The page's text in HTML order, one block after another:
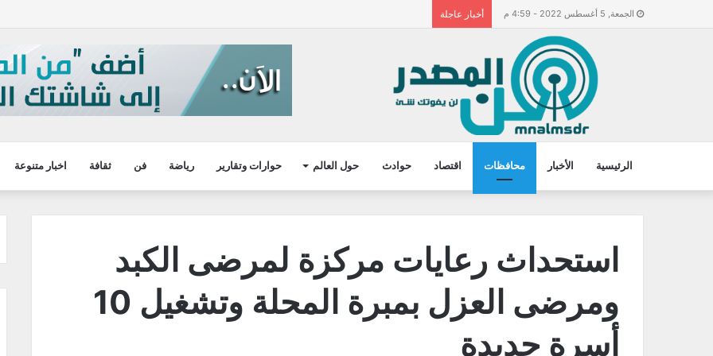
الجمعة, 5 أغسطس 2022 - 4:59 م أخبار عاجلة
الرئيسية الأخبار محافظات اقتصاد حوادث حول العالم حوارات وتقارير رياضة فن ثقافة اخبار متنوعة
استحداث رعايات مركزة لمرضى الكبد
ومرضى العزل بمبرة المحلة وتشغيل 10
أسرة جديدة